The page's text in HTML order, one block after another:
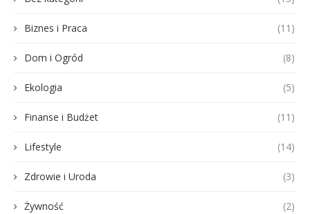
Biznes i Praca (11)
Dom i Ogród (8)
Ekologia (5)
Finanse i Budżet (11)
Lifestyle (14)
Zdrowie i Uroda (3)
Żywność (2)